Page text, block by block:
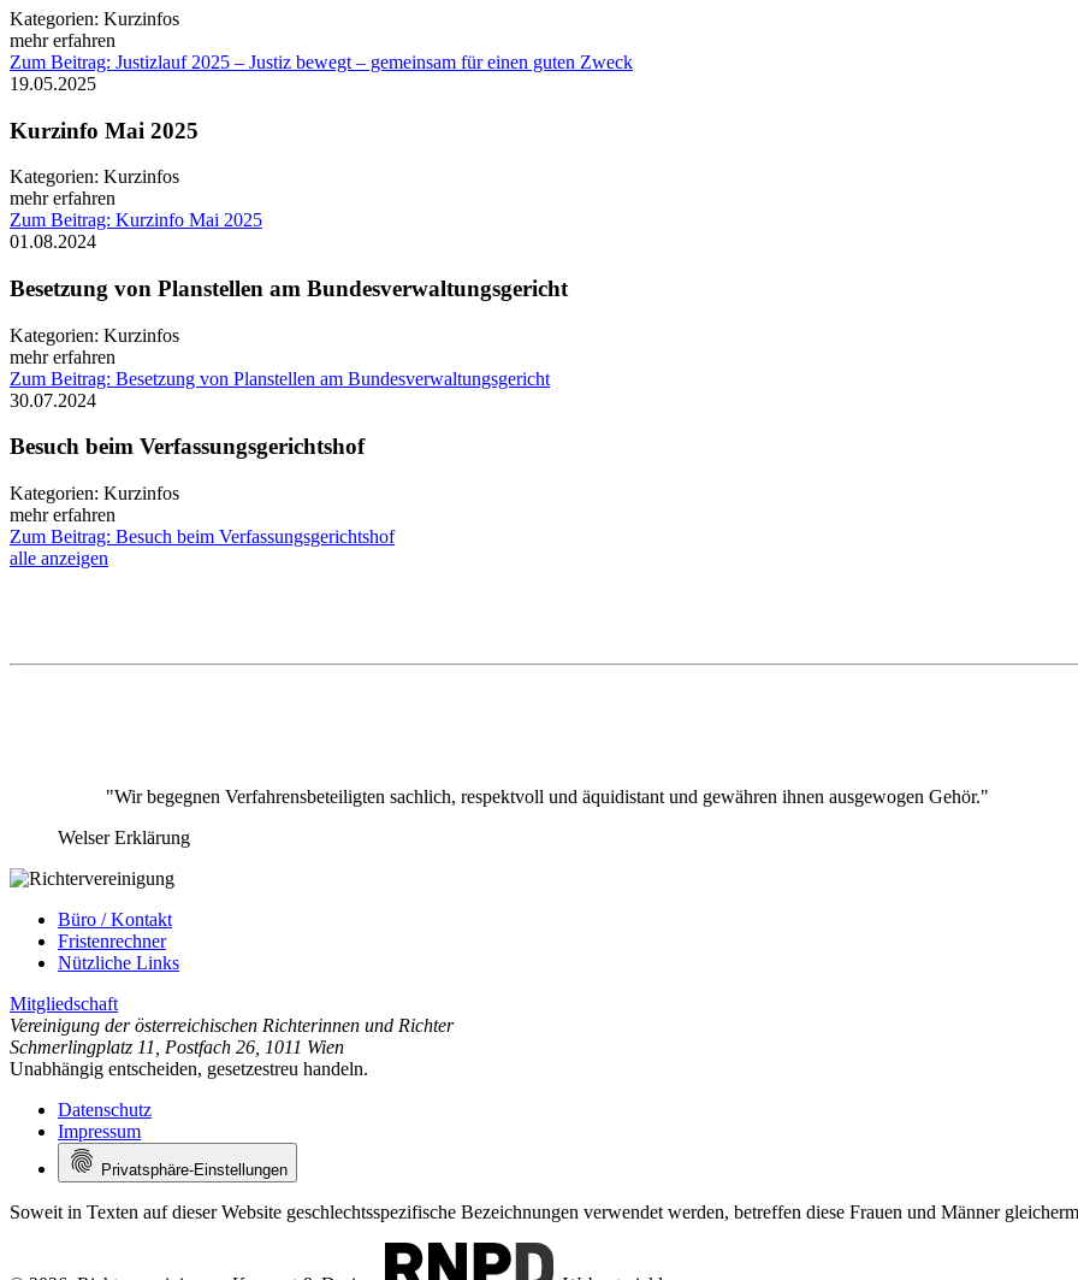
Kategorien: Kurzinfos
mehr erfahren
Zum Beitrag: Justizlauf 2025 – Justiz bewegt – gemeinsam für einen guten Zweck
19.05.2025
Kurzinfo Mai 2025
Kategorien: Kurzinfos
mehr erfahren
Zum Beitrag: Kurzinfo Mai 2025
01.08.2024
Besetzung von Planstellen am Bundesverwaltungsgericht
Kategorien: Kurzinfos
mehr erfahren
Zum Beitrag: Besetzung von Planstellen am Bundesverwaltungsgericht
30.07.2024
Besuch beim Verfassungsgerichtshof
Kategorien: Kurzinfos
mehr erfahren
Zum Beitrag: Besuch beim Verfassungsgerichtshof
alle anzeigen
"Wir begegnen Verfahrensbeteiligten sachlich, respektvoll und äquidistant und gewähren ihnen ausgewogen Gehör."
Welser Erklärung
Büro / Kontakt
Fristenrechner
Nützliche Links
Mitgliedschaft
Vereinigung der österreichischen Richterinnen und Richter
Schmerlingplatz 11
Postfach 26 1011 Wien
Unabhängig entscheiden, gesetzestreu handeln.
Datenschutz
Impressum
Privatsphäre-Einstellungen
Soweit in Texten auf dieser Website geschlechtsspezifische Bezeichnungen verwendet werden, betreffen diese Frauen und Männer